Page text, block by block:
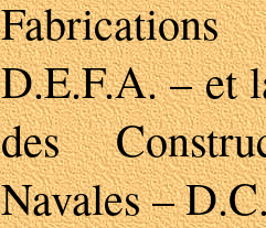
D.E.F.A. – et
des
Navales –